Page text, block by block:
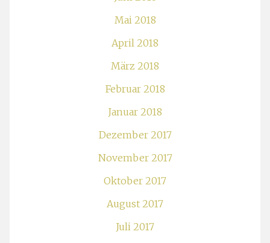
Mai 2018
April 2018
März 2018
Februar 2018
Januar 2018
Dezember 2017
November 2017
Oktober 2017
August 2017
Juli 2017